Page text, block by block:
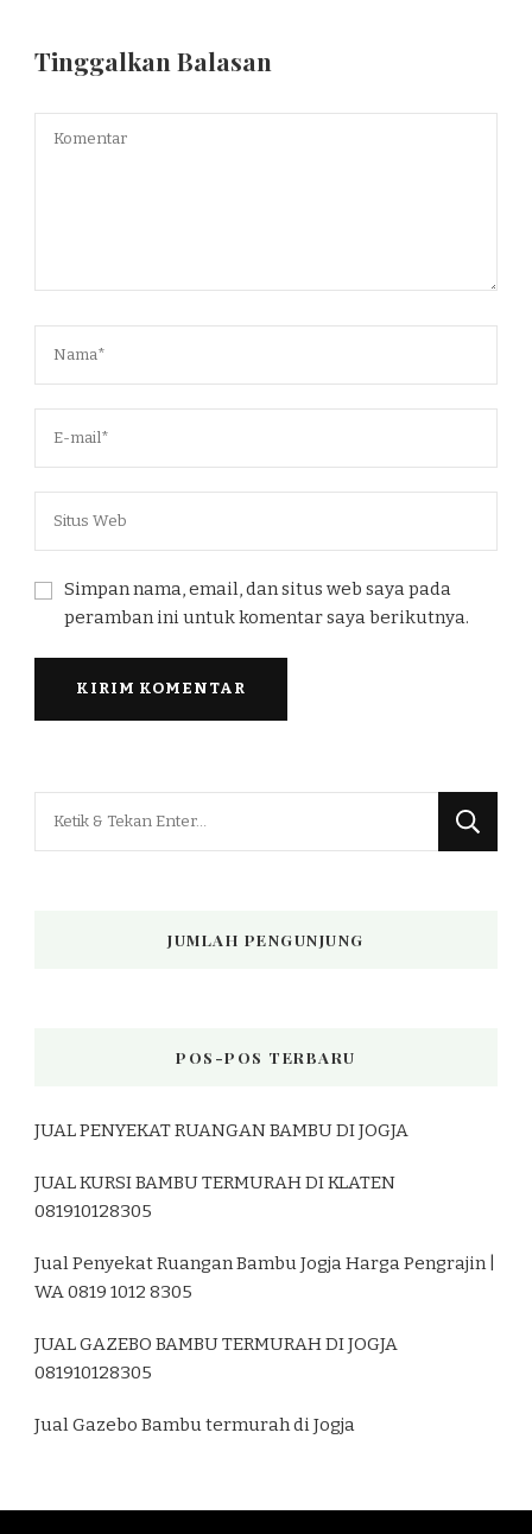
Tinggalkan Balasan
Simpan nama, email, dan situs web saya pada
peramban ini untuk komentar saya berikutnya.
JUMLAH PENGUNJUNG
POS-POS TERBARU
JUAL PENYEKAT RUANGAN BAMBU DI JOGJA
JUAL KURSI BAMBU TERMURAH DI KLATEN
081910128305
Jual Penyekat Ruangan Bambu Jogja Harga Pengrajin |
WA 0819 1012 8305
JUAL GAZEBO BAMBU TERMURAH DI JOGJA
081910128305
Jual Gazebo Bambu termurah di Jogja